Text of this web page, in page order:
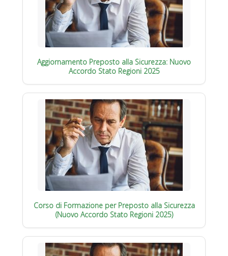
Aggiornamento Preposto alla Sicurezza: Nuovo
Accordo Stato Regioni 2025
Corso di Formazione per Preposto alla Sicurezza
(Nuovo Accordo Stato Regioni 2025)